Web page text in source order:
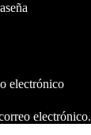
electrónico
electrónico.